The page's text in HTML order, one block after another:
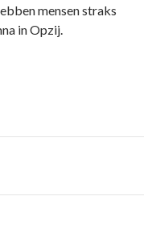
mensen straks
in Opzij.